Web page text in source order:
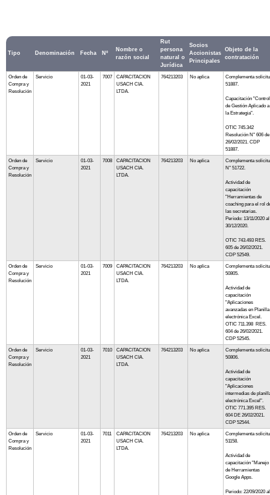
Tipo Denominación Fecha Nº
Nombre o
razón social
Rut
persona
natural o
Jurídica
Socios
Accionistas
Principales
Objeto de la
contratación
Orden de
Compra y
Resolución
Servicio
01-03-
2021
7007
CAPACITACION
USACH CIA.
LTDA.
764213203 No aplica
Complementa
51887.
Capacitación "Control
de Gestión Aplicado a
la Estrategia".
OTIC 745.342
Resolución N° 606 de
26/02/2021. CDP
51887.
Orden de
Compra y
Resolución
Servicio
01-03-
2021
7008
CAPACITACION
USACH CIA.
LTDA.
764213203 No aplica
Complementa
N° 51722.
Actividad de
capacitación
"Herramientas de
coaching para el rol
las secretarias.
Período: 13/11/2020 al
30/12/2020.
OTIC 743.493 RES.
605 de 26/02/2021.
CDP 52549.
Orden de
Compra y
Resolución
Servicio
01-03-
2021
7009
CAPACITACION
USACH CIA.
LTDA.
764213203 No aplica
Complementa
50805.
Actividad de
capacitación
"Aplicaciones
avanzadas en Planilla
electrónica Excel.
OTIC 711.398 RES.
604 de 26/02/2021.
CDP 52545.
Orden de
Compra y
Resolución
Servicio
01-03-
2021
7010
CAPACITACION
USACH CIA.
LTDA.
764213203 No aplica
Complementa
50806.
Actividad de
capacitación
"Aplicaciones
intermedias de
electrónica Excel".
OTIC 771.395 RES.
604 DE 26/02/2021.
CDP 52544.
Orden de
Compra y
Resolución
Servicio
01-03-
2021
7011
CAPACITACION
USACH CIA.
LTDA.
764213203 No aplica
Complementa
51158.
Actividad de
capacitación "Manejo
de Herramientas
Google Apps.
Periodo: 22/09/2020 al